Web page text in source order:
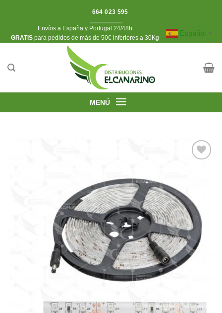
664 023 595
Envíos a España y Portugal 24/48h
​GRATIS para pedidos de más de 50€ inferiores a 30Kg
Español ▼
MENÚ
lista de
deseos